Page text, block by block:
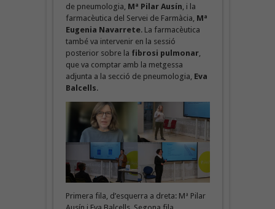
de pneumologia, Mª Pilar Ausín, i la
farmacèutica del Servei de Farmàcia, Mª
Eugenia Navarrete. La farmacèutica
també va intervenir en la sessió
posterior sobre la fibrosi pulmonar,
que va comptar amb la metgessa
adjunta a la secció de pneumologia, Eva
Balcells.
Primera fila, d’esquerra a dreta: Mª Pilar